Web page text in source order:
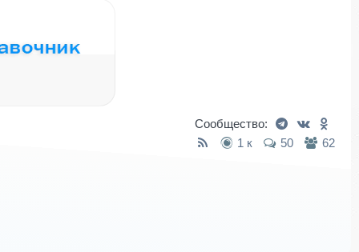
Сообщество:
1 к
50 62